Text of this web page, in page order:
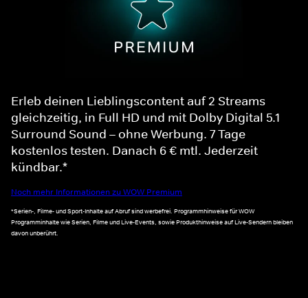
Erleb deinen Lieblingscontent auf 2 Streams
gleichzeitig, in Full HD und mit Dolby Digital 5.1
Surround Sound – ohne Werbung. 7 Tage
kostenlos testen. Danach 6 € mtl. Jederzeit
kündbar.*
Noch mehr Informationen zu WOW Premium
*Serien-, Filme- und Sport-Inhalte auf Abruf sind werbefrei. Programmhinweise für WOW
Programminhalte wie Serien, Filme und Live-Events, sowie Produkthinweise auf Live-Sendern bleiben
davon unberührt.